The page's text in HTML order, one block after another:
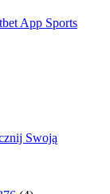
App Sports
Swoją